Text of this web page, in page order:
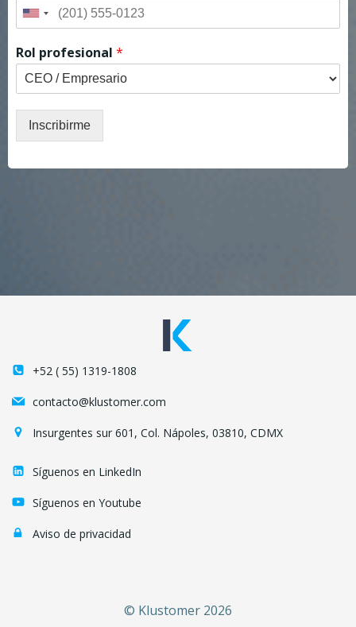
Rol profesional *
Inscribirme
Síguenos en LinkedIn
Síguenos en Youtube
Aviso de privacidad
+52 ( 55) 1319-1808
contacto@klustomer.com
Insurgentes sur 601, Col. Nápoles, 03810, CDMX
© Klustomer 2026